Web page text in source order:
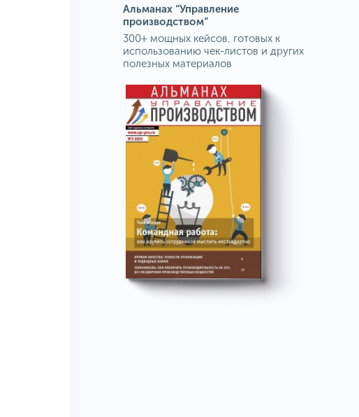
Альманах “Управление
производством”
300+ мощных кейсов, готовых к
использованию чек-листов и других
полезных материалов